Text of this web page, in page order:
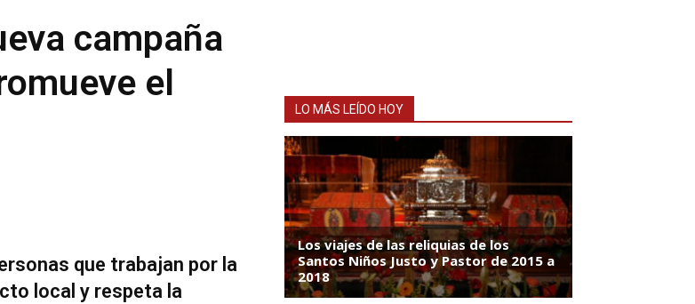
campaña
el
que trabajan por la
local y respeta la
LO MÁS LEÍDO HOY